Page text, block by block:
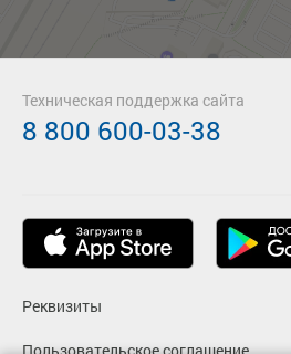
Реквизиты
Техническая поддержка сайта
8 800 600-03-38